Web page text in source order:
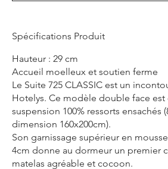
Spécifications Produit
Hauteur : 29 cm
Accueil moelleux et soutien ferme
Le Suite 725 CLASSIC est un
Hotelys. Ce modèle double face
suspension 100% ressorts ensachés
dimension 160x200cm).
Son garnissage supérieur en
4cm donne au dormeur un premier
matelas agréable et cocoon.